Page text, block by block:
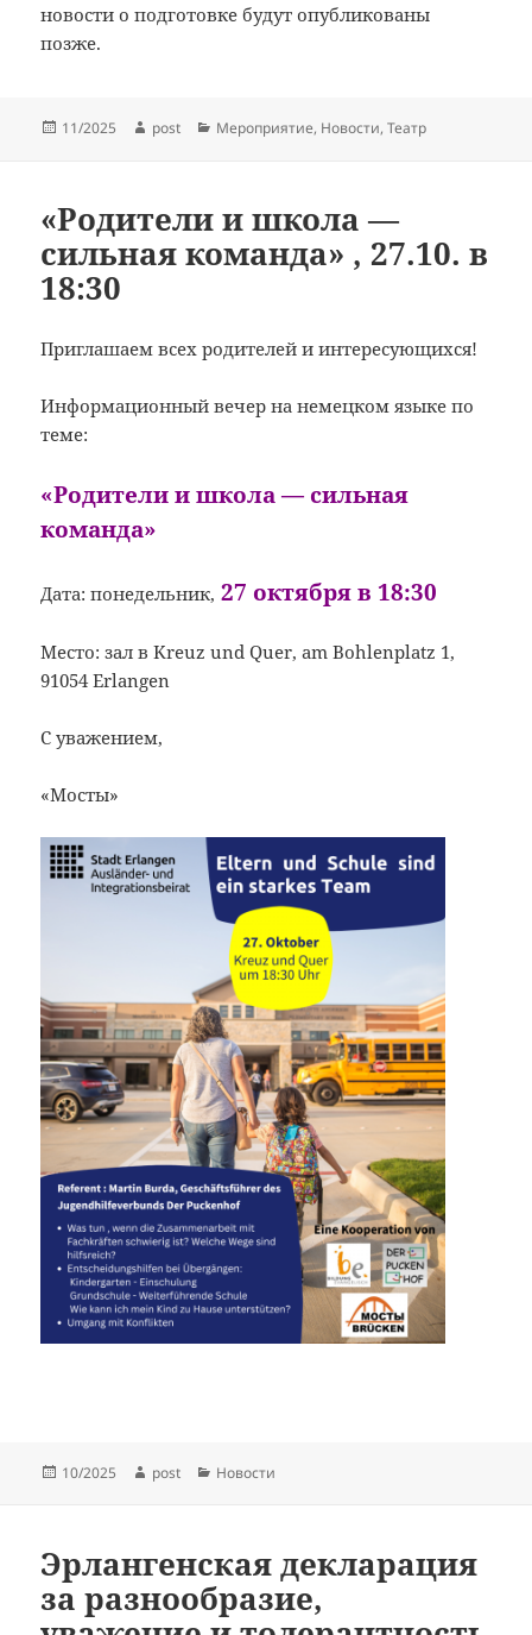
новости о подготовке будут опубликованы
позже.
Опубликовано
11/2025 Автор
post Рубрики
Мероприятие, Новости,Театр
«Родители и школа —
сильная команда» , 27.10. в
18:30
Приглашаем всех родителей и интересующихся!
Информационный вечер на немецком языке по
теме:
«Родители и школа — сильная
команда»
Дата: понедельник, 27 октября в 18:30
Место: зал в Kreuz und Quer, am Bohlenplatz 1,
91054 Erlangen
C уважением,
«Мосты»
Опубликовано
10/2025 Автор
post Рубрики
Новости
Эрлангенская декларация
за разнообразие,